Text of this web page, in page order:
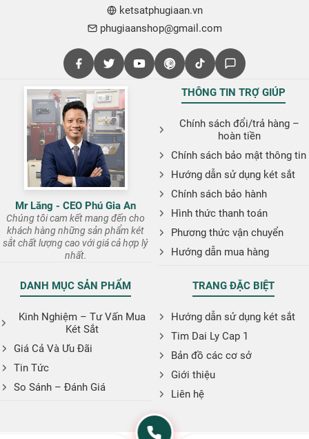
ketsatphugiaan.vn
phugiaanshop@gmail.com
Mr Lăng - CEO Phú Gia An
Chúng tôi cam kết mang đến cho
khách hàng những sản phẩm két
sắt chất lượng cao với giá cả hợp lý
nhất.
THÔNG TIN TRỢ GIÚP
Chính sách đổi/trả hàng –
hoàn tiền
Chính sách bảo mật thông tin
Hướng dẫn sử dụng két sắt
Chính sách bảo hành
Hình thức thanh toán
Phương thức vận chuyển
Hướng dẫn mua hàng
DANH MỤC SẢN PHẨM
Kinh Nghiệm – Tư Vấn Mua
Két Sắt
Giá Cả Và Ưu Đãi
Tin Tức
So Sánh – Đánh Giá
TRANG ĐẶC BIỆT
Hướng dẫn sử dụng két sắt
Tim Dai Ly Cap 1
Bản đồ các cơ sở
Giới thiệu
Liên hệ